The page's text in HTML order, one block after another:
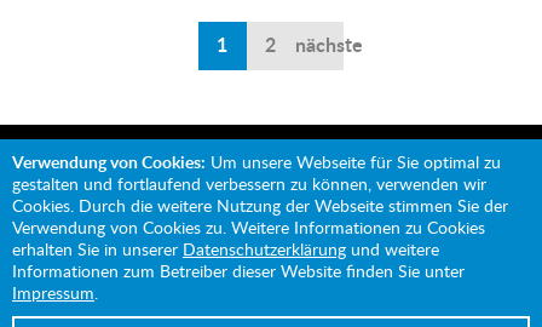
1 2 nächste
Mit Unterstützung von:
Verwendung von Cookies: Um unsere Webseite für Sie optimal zu
gestalten und fortlaufend verbessern zu können, verwenden wir
Cookies. Durch die weitere Nutzung der Webseite stimmen Sie der
Verwendung von Cookies zu. Weitere Informationen zu Cookies
erhalten Sie in unserer Datenschutzerklärung und weitere
Informationen zum Betreiber dieser Website finden Sie unter
Impressum.